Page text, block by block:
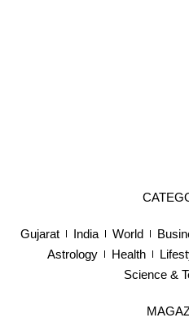
Gujarat India World
Astrology
Health
Science &